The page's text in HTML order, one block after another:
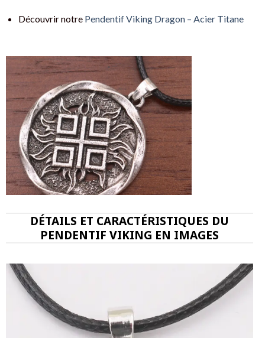
Découvrir notre Pendentif Viking Dragon – Acier Titane
DÉTAILS ET CARACTÉRISTIQUES DU
PENDENTIF VIKING EN IMAGES